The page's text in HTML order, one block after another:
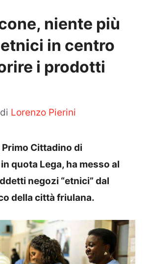
niente più
in centro
i prodotti
di Lorenzo Pierini
Cittadino di
quota Lega, ha messo al
negozi “etnici” dal
della città friulana.